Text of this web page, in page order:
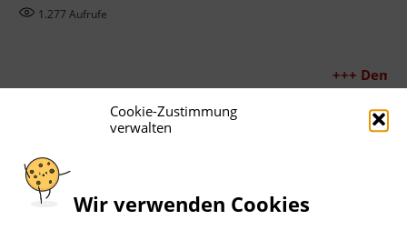
Cookie-Zustimmung
verwalten
Wir verwenden Cookies
1.277 Aufrufe
+++ Demo
▸ ÜBER AKTION FAIR PLAY
Aktion Fair Play – kurz: AFP – ist eine engagierte
Bürgerbewegung von Tierfreunden, die Demos und
Infostände zu vielen Tierrechtsthemen organisiert.